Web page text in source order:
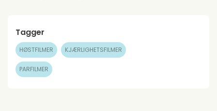
Tagger
HØSTFILMER KJÆRLIGHETSFILMER
PARFILMER